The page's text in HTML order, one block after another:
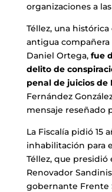
organizaciones a
Téllez, una
antigua
Daniel Ortega, fue
delito de
penal de juicios de
Fernández
mensaje reseñado
La Fiscalía pidió 15
inhabilitación para
Téllez, que
Renovador
gobernante Frente